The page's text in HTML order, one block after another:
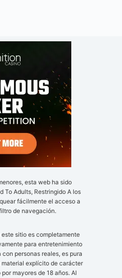
esta web ha sido
To Adults, Restringido A los
fácilmente el acceso a
de navegación.
sitio es completamente
para entretenimiento
personas reales, es pura
explícito de carácter
mayores de 18 años. Al